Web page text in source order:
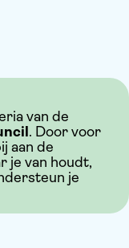
van de
. Door voor
aan de
je van houdt,
je